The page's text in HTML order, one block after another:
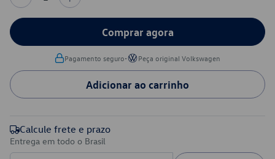
Comprar agora
Pagamento seguro• Peça original Volkswagen
Adicionar ao carrinho
Calcule frete e prazo
Entrega em todo o Brasil